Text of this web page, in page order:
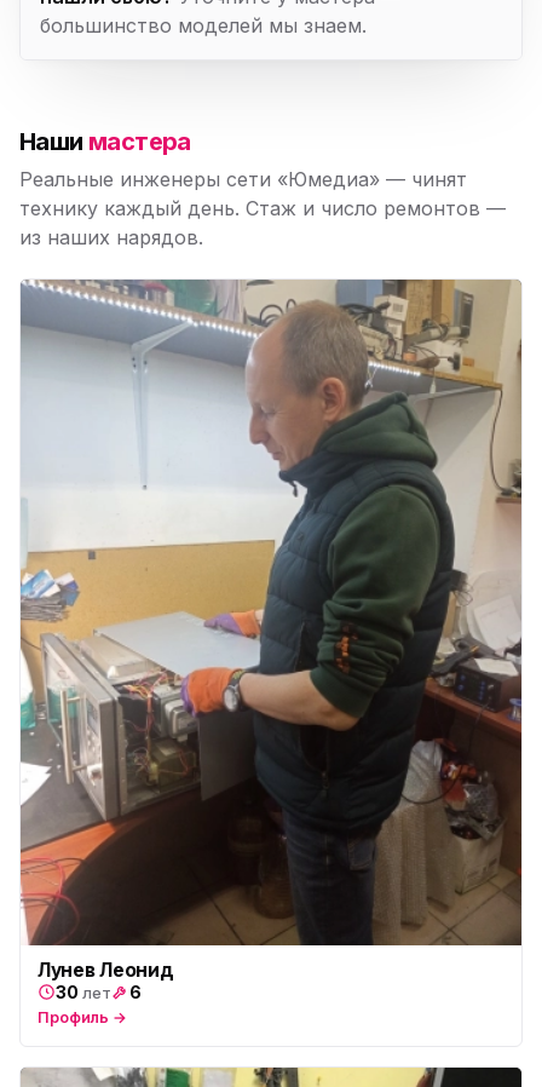
большинство моделей мы знаем.
Наши мастера
Реальные инженеры сети «Юмедиа» — чинят
технику каждый день. Стаж и число ремонтов —
из наших нарядов.
Лунев Леонид
30 лет 6
Профиль →